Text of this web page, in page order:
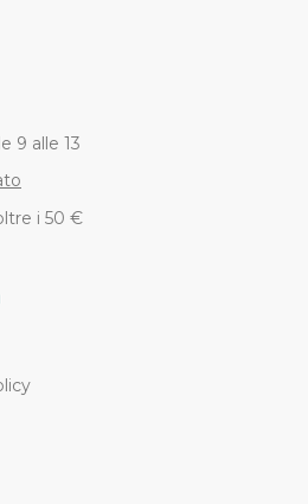
9 alle 13
i 50 €